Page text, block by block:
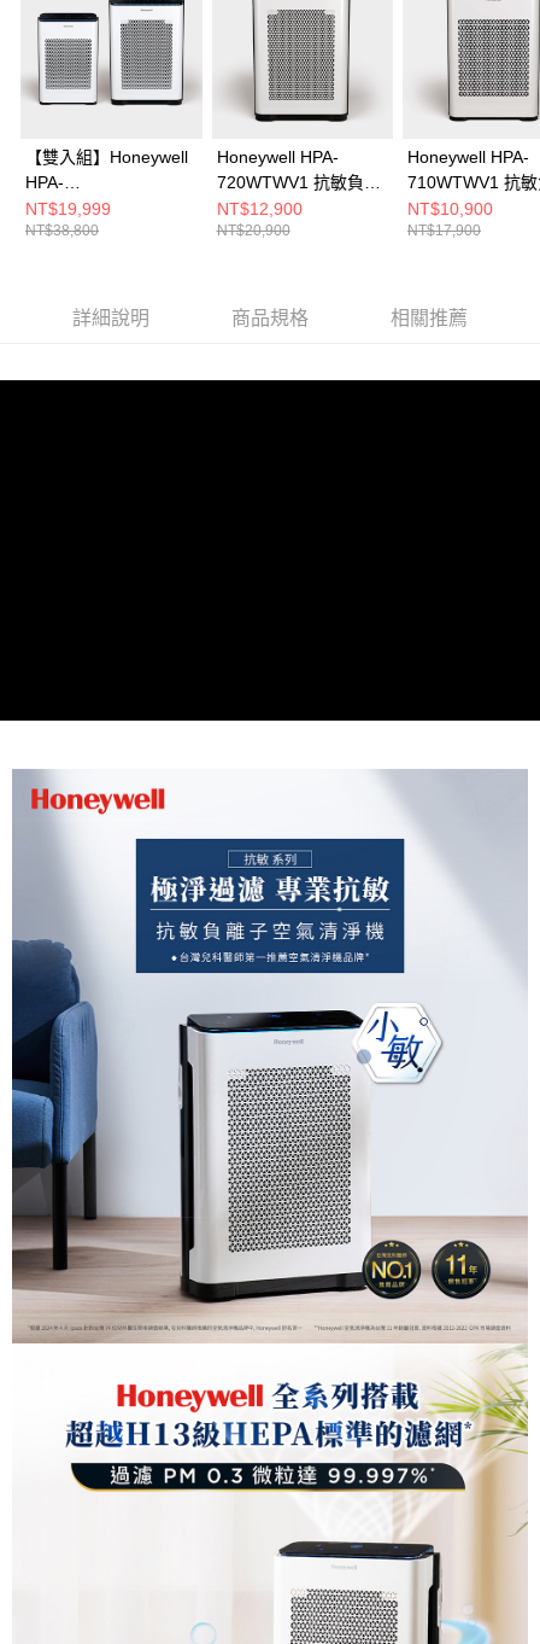
【雙入組】Honeywell
HPA-
710WTWV1+HPA-
720WTWV1 抗敏負離
NT$19,999
NT$38,800
Honeywell HPA-
720WTWV1 抗敏負離
子空氣清淨機
NT$12,900
NT$20,900
Honeywell HPA-
710WTWV1 抗
子空氣清淨機
NT$10,900
NT$17,900
詳細說明 商品規格 相關推薦